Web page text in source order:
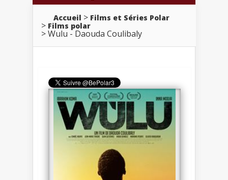
Accueil
Films et Séries Polar
Films polar
Wulu - Daouda Coulibaly